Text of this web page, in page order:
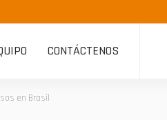
CONTÁCTENOS
en Brasil